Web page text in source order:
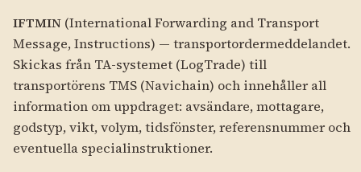
IFTMIN (International Forwarding and Transport
Message, Instructions) — transportordermeddelandet.
Skickas från TA-systemet (LogTrade) till
transportörens TMS (Navichain) och innehåller all
information om uppdraget: avsändare, mottagare,
godstyp, vikt, volym, tidsfönster, referensnummer och
eventuella specialinstruktioner.